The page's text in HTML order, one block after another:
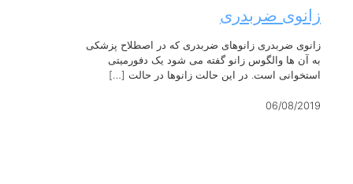
زانوی ضربدری
زانوی ضربدری زانوهای ضربدری که در اصطلاح پزشکی
به آن ها والگوس زانو گفته می شود یک دفورمیتی
استخوانی است. در این حالت زانوها در حالت […]
06/08/2019